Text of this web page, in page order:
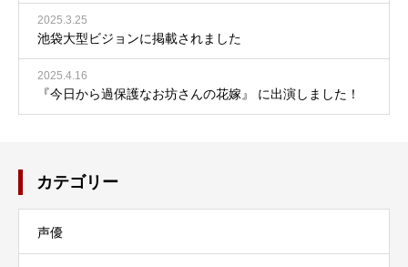
2025.3.25
池袋大型ビジョンに掲載されました
2025.4.16
『今日から過保護なお坊さんの花嫁』 に出演しました！
カテゴリー
声優